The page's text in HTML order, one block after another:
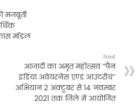
मजबूती
मॉडल
Next
आजादी का अमृत महोत्सव ’’पैन
इंडिया अवेयरनेस एण्ड आउटरीच’’
अभियान 2 अक्टूबर से 14 नवम्बर
2021 तक जिले में आयोजित